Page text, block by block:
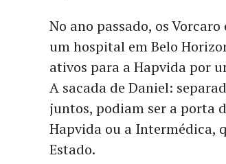
No ano passado, os
um hospital em Belo
ativos para a Hapvida por
A sacada de Daniel:
juntos, podiam ser a porta
Hapvida ou a Intermédica,
Estado.